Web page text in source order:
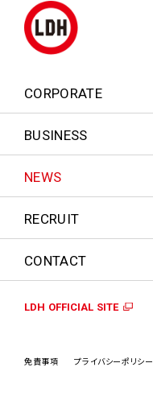
CORPORATE
BUSINESS
NEWS
RECRUIT
CONTACT
LDH OFFICIAL SITE
免責事項 プライバシーポリシー